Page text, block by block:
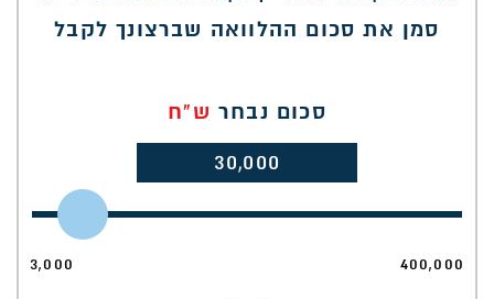
סמן את סכום ההלוואה שברצונך לקבל
סכום נבחר ש"ח
30,000
3,000 400,000